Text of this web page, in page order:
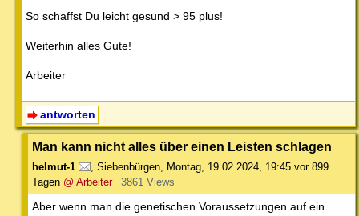
So schaffst Du leicht gesund > 95 plus!
Weiterhin alles Gute!
Arbeiter
antworten
Man kann nicht alles über einen Leisten schlagen
helmut-1 , Siebenbürgen, Montag, 19.02.2024, 19:45 vor 899
Tagen @ Arbeiter 3861 Views
Aber wenn man die genetischen Voraussetzungen auf ein